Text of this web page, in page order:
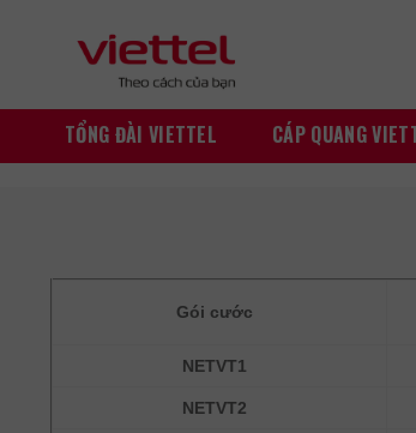
TỔNG ĐÀI VIETTEL CÁP QUANG
Gói cước
NETVT1
NETVT2